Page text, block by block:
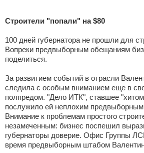
Строители "попали" на $80
100 дней губернатора не прошли для
Вопреки предвыборным обещаниям
поделиться.
За развитием событий в отрасли
следила с особым вниманием еще в
полпредом. "Дело ИТК", ставшее
послужило ей неплохим
Внимание к проблемам простого
незамеченным: бизнес поспешил
губернаторы доверие. Офис Группы
время предвыборным штабом